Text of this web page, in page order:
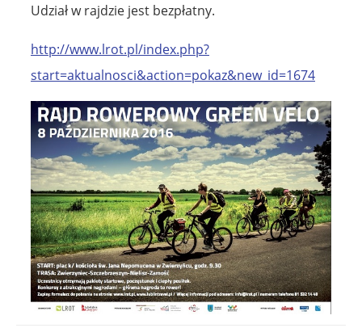
Udział w rajdzie jest bezpłatny.
http://www.lrot.pl/index.php?
start=aktualnosci&action=pokaz&new_id=1674